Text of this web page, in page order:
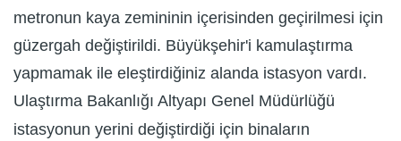
metronun kaya zemininin içerisinden geçirilmesi için
güzergah değiştirildi. Büyükşehir'i kamulaştırma
yapmamak ile eleştirdiğiniz alanda istasyon vardı.
Ulaştırma Bakanlığı Altyapı Genel Müdürlüğü
istasyonun yerini değiştirdiği için binaların